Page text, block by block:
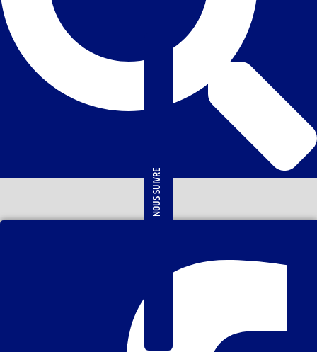
NOUS SUIVRE